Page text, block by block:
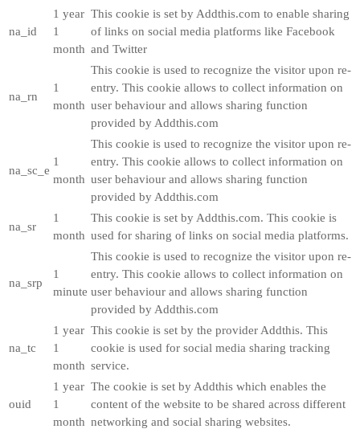
na_id
1 year
1
month
This cookie is set by Addthis.com to enable sharing
of links on social media platforms like Facebook
and Twitter
na_rn
1
month
This cookie is used to recognize the visitor upon re-
entry. This cookie allows to collect information on
user behaviour and allows sharing function
provided by Addthis.com
na_sc_e
1
month
This cookie is used to recognize the visitor upon re-
entry. This cookie allows to collect information on
user behaviour and allows sharing function
provided by Addthis.com
na_sr
1
month
This cookie is set by Addthis.com. This cookie is
used for sharing of links on social media platforms.
na_srp
1
minute
This cookie is used to recognize the visitor upon re-
entry. This cookie allows to collect information on
user behaviour and allows sharing function
provided by Addthis.com
na_tc
1 year
1
month
This cookie is set by the provider Addthis. This
cookie is used for social media sharing tracking
service.
ouid
1 year
1
month
The cookie is set by Addthis which enables the
content of the website to be shared across different
networking and social sharing websites.